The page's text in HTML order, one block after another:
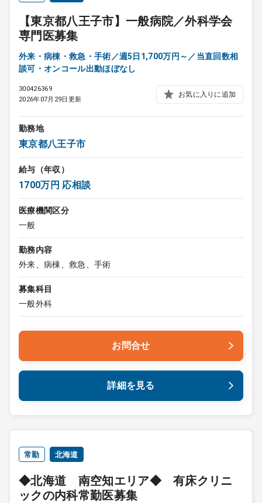
【東京都八王子市】一般病院／外科学会
専門医募集
外来・病棟・救急・手術／週5日1,700万円～／当直回数相
談可・オンコール出動ほぼなし
300426369
2026年07月29日更新
お気に入りに追加
勤務地
東京都八王子市
給与（年収）
1700万円 応相談
医療機関区分
一般
勤務内容
外来、病棟、救急、手術
募集科目
一般外科
お問合せ
詳細を見る
常勤 北海道
◆北海道 南空知エリア◆ 有床クリニ
ックの内科常勤医募集